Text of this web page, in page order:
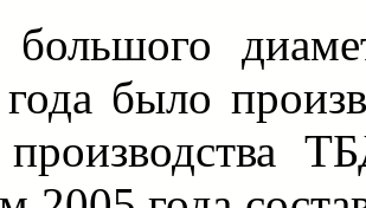
большого
было